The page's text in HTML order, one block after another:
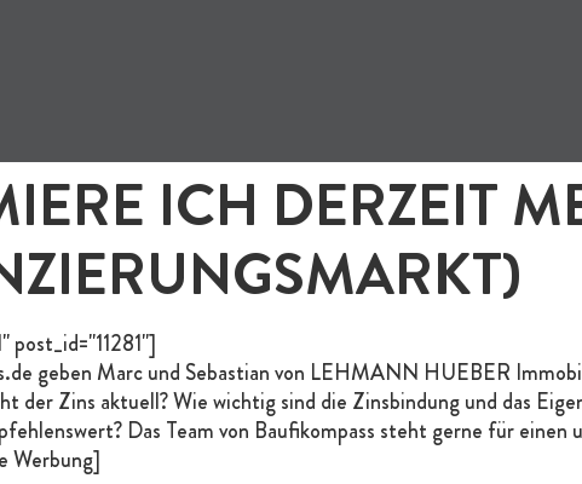
ICH DERZEIT
post_id="11281"]
geben Marc und Sebastian von LEHMANN HUEBER
der Zins aktuell? Wie wichtig sind die Zinsbindung und das
Das Team von Baufikompass steht gerne für einen
Werbung]